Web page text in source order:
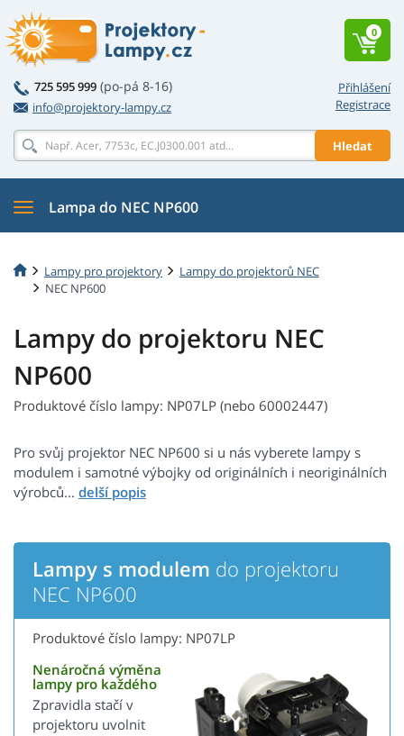
Přihlášení
Registrace
725 595 999 (po-pá 8-16)
info@projektory-lampy.cz
Hledat
0
Lampa do NEC NP600
Lampy pro projektory
Lampy do projektorů NEC
NEC NP600
Lampy do projektoru NEC
NP600
Produktové číslo lampy: NP07LP (nebo 60002447)
Pro svůj projektor NEC NP600 si u nás vyberete lampy s
modulem i samotné výbojky od originálních i neoriginálních
výrobců...
Lampy s modulem do projektoru
NEC NP600
Produktové číslo lampy: NP07LP
Nenáročná výměna
lampy pro každého
Zpravidla stačí v
projektoru uvolnit